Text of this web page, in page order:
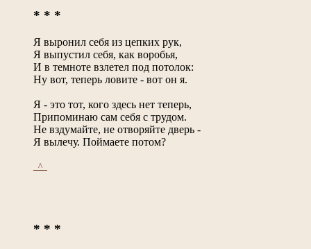
* * *
Я выронил себя из цепких рук,
Я выпустил себя, как воробья,
И в темноте взлетел под потолок:
Ну вот, теперь ловите - вот он я.
Я - это тот, кого здесь нет теперь,
Припоминаю сам себя с трудом.
Не вздумайте, не отворяйте дверь -
Я вылечу. Поймаете потом?
_^_
* * *